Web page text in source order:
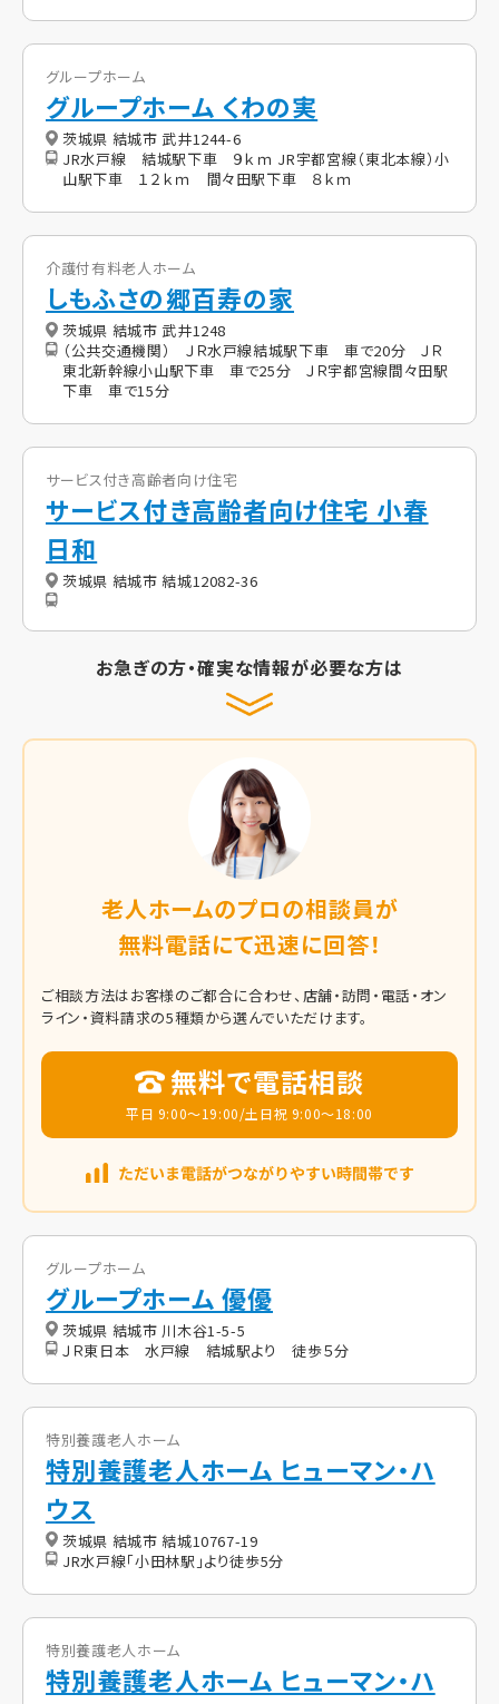
グループホーム
グループホーム くわの実
茨城県 結城市 武井1244-6
JR水戸線 結城駅下車 ９ｋｍ JR宇都宮線（東北本線）小
山駅下車 １２ｋｍ 間々田駅下車 ８ｋｍ
介護付有料老人ホーム
しもふさの郷百寿の家
茨城県 結城市 武井1248
（公共交通機関） ＪＲ水戸線結城駅下車 車で20分 ＪＲ
東北新幹線小山駅下車 車で25分 ＪＲ宇都宮線間々田駅
下車 車で15分
サービス付き高齢者向け住宅
サービス付き高齢者向け住宅 小春
日和
茨城県 結城市 結城12082-36
お急ぎの方・確実な情報が必要な方は
老人ホームのプロの相談員が
無料電話にて迅速に回答！
ご相談方法はお客様のご都合に合わせ、店舗・訪問・電話・オン
ライン・資料請求の5種類から選んでいただけます。
無料で電話相談
平日 9:00～19:00/土日祝 9:00～18:00
グループホーム
グループホーム 優優
茨城県 結城市 川木谷1-5-5
ＪＲ東日本 水戸線 結城駅より 徒歩５分
特別養護老人ホーム
特別養護老人ホーム ヒューマン・ハ
ウス
茨城県 結城市 結城10767-19
JR水戸線「小田林駅」より徒歩5分
特別養護老人ホーム
特別養護老人ホーム ヒューマン・ハ